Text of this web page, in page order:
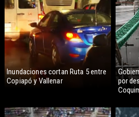
Inundaciones cortan Ruta 5 entre
Copiapó y Vallenar
por